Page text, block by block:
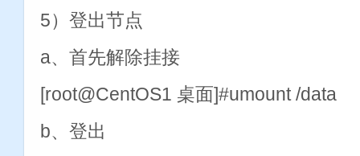
5）登出节点
a、首先解除挂接
[root@CentOS1 桌面]#umount /data
b、登出